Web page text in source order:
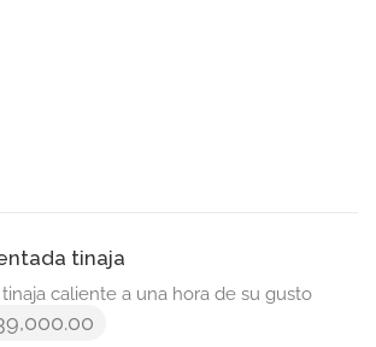
tinaja
tinaja caliente a una hora de su gusto